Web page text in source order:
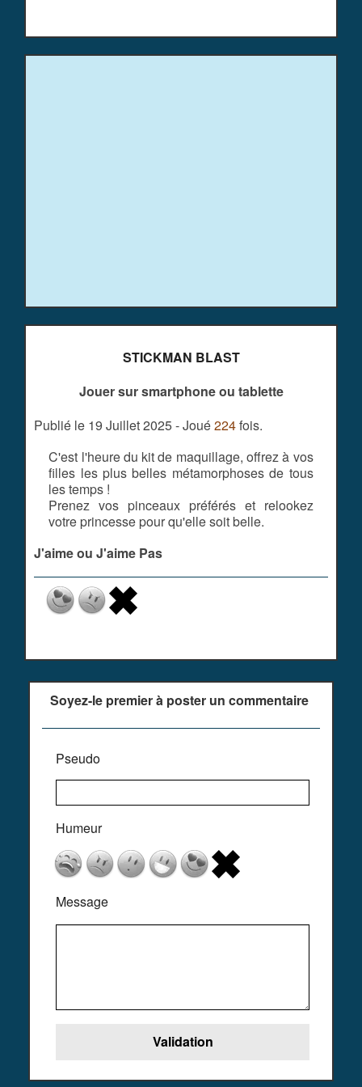
STICKMAN BLAST
Jouer sur smartphone ou tablette
Publié le 19 Juillet 2025 - Joué224fois.
C'est l'heure du kit de maquillage, offrez à vos
filles les plus belles métamorphoses de tous
les temps !
Prenez vos pinceaux préférés et relookez
votre princesse pour qu'elle soit belle.
J'aime ou J'aime Pas
Soyez-le premier à poster un commentaire
Pseudo
Humeur
Message